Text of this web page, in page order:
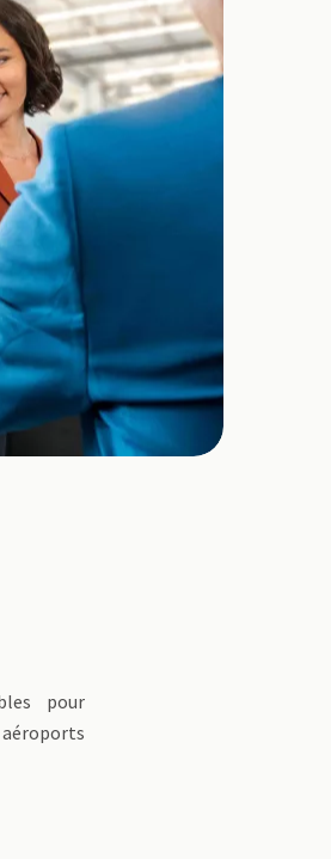
pour